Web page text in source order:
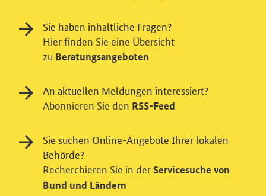
Einwilligung in Tracking und / oder
Videodienst
Wir bitten Sie an dieser Stelle um Ihre Einwilligung für
verschiedene Zusatzdienste unserer Webseite: Wir
Sie haben inhaltliche Fragen?
Hier finden Sie eine Übersicht
zu Beratungsangeboten
An aktuellen Meldungen interessiert?
Abonnieren Sie den RSS-Feed
Sie suchen Online-Angebote Ihrer lokalen
Behörde?
Recherchieren Sie in der Servicesuche von
Bund und Ländern